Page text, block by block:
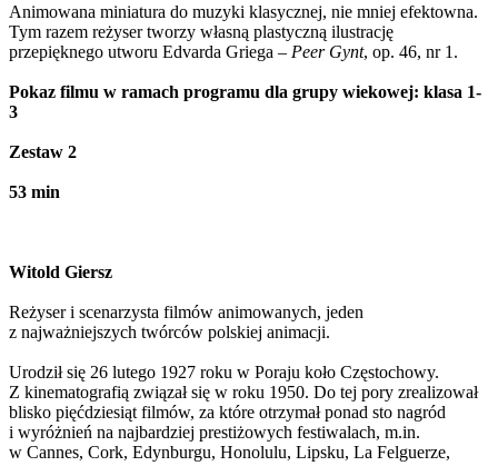
Animowana miniatura do muzyki klasycznej, nie mniej efektowna.
Tym razem reżyser tworzy własną plastyczną ilustrację
przepięknego utworu Edvarda Griega – Peer Gynt, op. 46, nr 1.
Pokaz filmu w ramach programu dla grupy wiekowej: klasa 1-
3
Zestaw 2
53 min
Witold Giersz
Reżyser i scenarzysta filmów animowanych, jeden
z najważniejszych twórców polskiej animacji.
Urodził się 26 lutego 1927 roku w Poraju koło Częstochowy.
Z kinematografią związał się w roku 1950. Do tej pory zrealizował
blisko pięćdziesiąt filmów, za które otrzymał ponad sto nagród
i wyróżnień na najbardziej prestiżowych festiwalach, m.in.
w Cannes, Cork, Edynburgu, Honolulu, Lipsku, La Felguerze,